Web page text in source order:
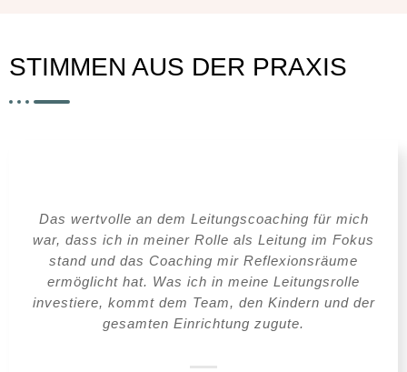
STIMMEN AUS DER PRAXIS
Das wertvolle an dem Leitungscoaching für mich
war, dass ich in meiner Rolle als Leitung im Fokus
stand und das Coaching mir Reflexionsräume
ermöglicht hat. Was ich in meine Leitungsrolle
investiere, kommt dem Team, den Kindern und der
gesamten Einrichtung zugute.